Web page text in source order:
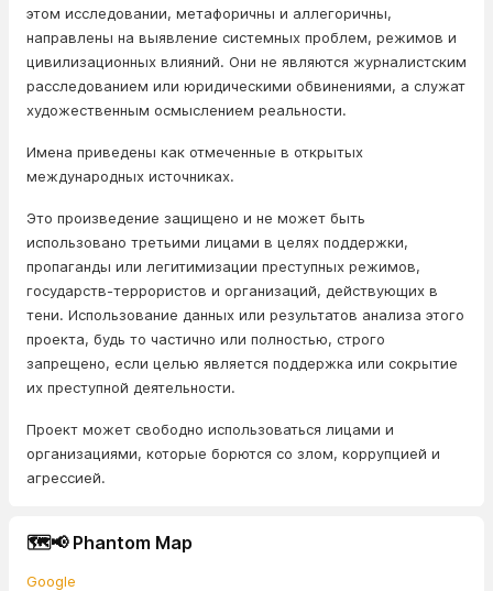
этом исследовании, метафоричны и аллегоричны,
направлены на выявление системных проблем, режимов и
цивилизационных влияний. Они не являются журналистским
расследованием или юридическими обвинениями, а служат
художественным осмыслением реальности.
Имена приведены как отмеченные в открытых
международных источниках.
Это произведение защищено и не может быть
использовано третьими лицами в целях поддержки,
пропаганды или легитимизации преступных режимов,
государств-террористов и организаций, действующих в
тени. Использование данных или результатов анализа этого
проекта, будь то частично или полностью, строго
запрещено, если целью является поддержка или сокрытие
их преступной деятельности.
Проект может свободно использоваться лицами и
организациями, которые борются со злом, коррупцией и
агрессией.
🗺️📢 Phantom Map
Google